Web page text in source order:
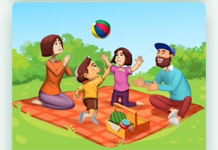
Karakter
Gigih
pada
Anak